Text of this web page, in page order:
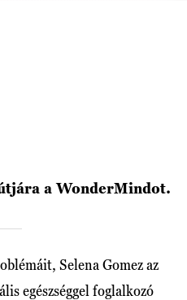
a WonderMindot.
Selena Gomez az
egészséggel foglalkozó